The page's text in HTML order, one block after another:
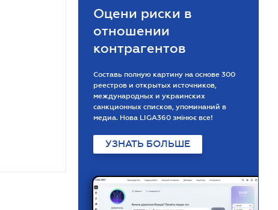
Оцени риски в
отношении
контрагентов
Составь полную картину на основе 300
реестров и открытых источников,
международных и украинских
санкционных списков, упоминаний в
медиа. Нова LIGA360 змінює все!
УЗНАТЬ БОЛЬШЕ